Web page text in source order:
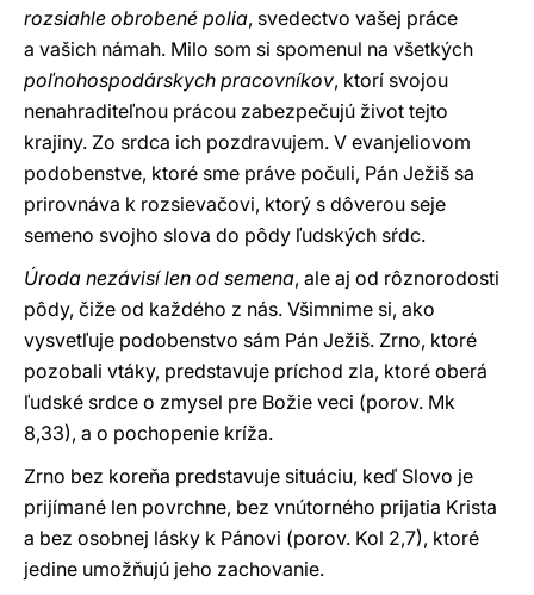
rozsiahle obrobené polia, svedectvo vašej práce
a vašich námah. Milo som si spomenul na všetkých
poľnohospodárskych pracovníkov, ktorí svojou
nenahraditeľnou prácou zabezpečujú život tejto
krajiny. Zo srdca ich pozdravujem. V evanjeliovom
podobenstve, ktoré sme práve počuli, Pán Ježiš sa
prirovnáva k rozsievačovi, ktorý s dôverou seje
semeno svojho slova do pôdy ľudských sŕdc.
Úroda nezávisí len od semena, ale aj od rôznorodosti
pôdy, čiže od každého z nás. Všimnime si, ako
vysvetľuje podobenstvo sám Pán Ježiš. Zrno, ktoré
pozobali vtáky, predstavuje príchod zla, ktoré oberá
ľudské srdce o zmysel pre Božie veci (porov. Mk
8,33), a o pochopenie kríža.
Zrno bez koreňa predstavuje situáciu, keď Slovo je
prijímané len povrchne, bez vnútorného prijatia Krista
a bez osobnej lásky k Pánovi (porov. Kol 2,7), ktoré
jedine umožňujú jeho zachovanie.